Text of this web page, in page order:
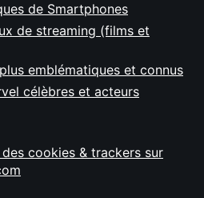
de Smartphones
de streaming (films et
emblématiques et connus
célèbres et acteurs
cookies & trackers sur